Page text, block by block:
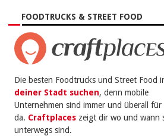
FOODTRUCKS & STREET FOOD
Die besten Foodtrucks und Street Food
deiner Stadt suchen, denn mobile
Unternehmen sind immer und überall für
da. Craftplaces zeigt dir wo und wann
unterwegs sind.